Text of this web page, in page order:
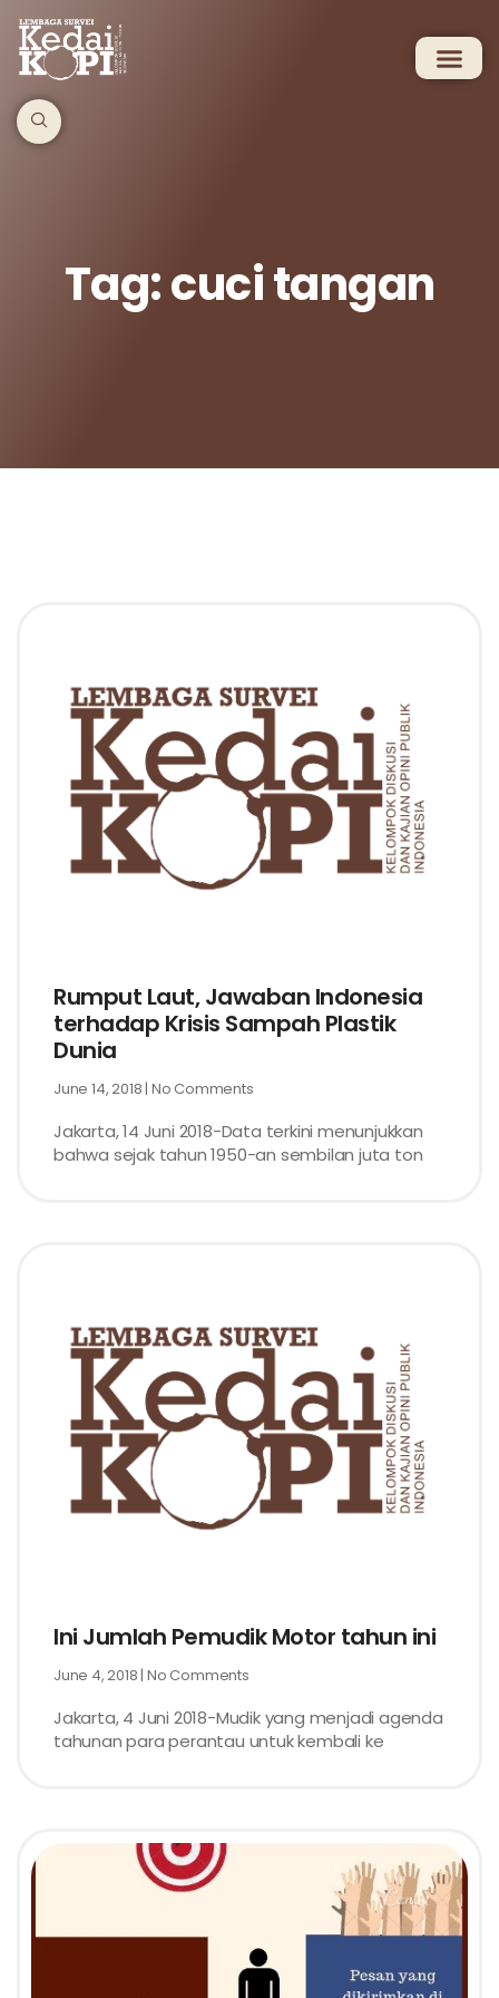
Tag: cuci tangan
Rumput Laut, Jawaban Indonesia
terhadap Krisis Sampah Plastik
Dunia
June 14, 2018 No Comments
Jakarta, 14 Juni 2018-Data terkini menunjukkan
bahwa sejak tahun 1950-an sembilan juta ton
Ini Jumlah Pemudik Motor tahun ini
June 4, 2018 No Comments
Jakarta, 4 Juni 2018-Mudik yang menjadi agenda
tahunan para perantau untuk kembali ke